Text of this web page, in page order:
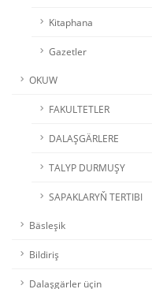
Kitaphana
Gazetler
OKUW
FAKULTETLER
DALAŞGÄRLERE
TALYP DURMUŞY
SAPAKLARYŇ TERTIBI
Bäsleşik
Bildiriş
Dalaşgärler üçin